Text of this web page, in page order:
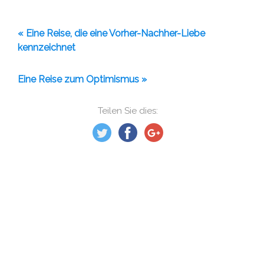
Teilen Sie dies:
« Eine Reise, die eine Vorher-Nachher-Liebe
kennzeichnet
Eine Reise zum Optimismus »